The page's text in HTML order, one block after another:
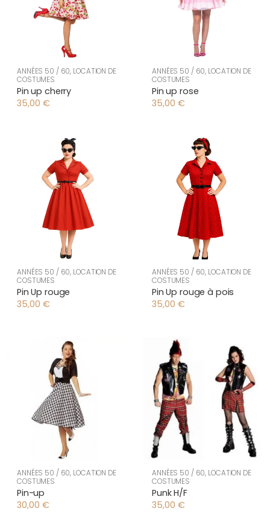
ANNÉES 50 / 60, LOCATION DE
COSTUMES
Pin up cherry
35,00 €
ANNÉES 50 / 60, LOCATION DE
COSTUMES
Pin up rose
35,00 €
ANNÉES 50 / 60, LOCATION DE
COSTUMES
Pin Up rouge
35,00 €
ANNÉES 50 / 60, LOCATION DE
COSTUMES
Pin Up rouge à pois
35,00 €
ANNÉES 50 / 60, LOCATION DE
COSTUMES
Pin-up
30,00 €
ANNÉES 50 / 60, LOCATION DE
COSTUMES
Punk H/F
35,00 €